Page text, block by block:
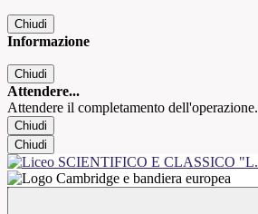
Chiudi
Informazione
Chiudi
Attendere...
Attendere il completamento
Chiudi
Chiudi